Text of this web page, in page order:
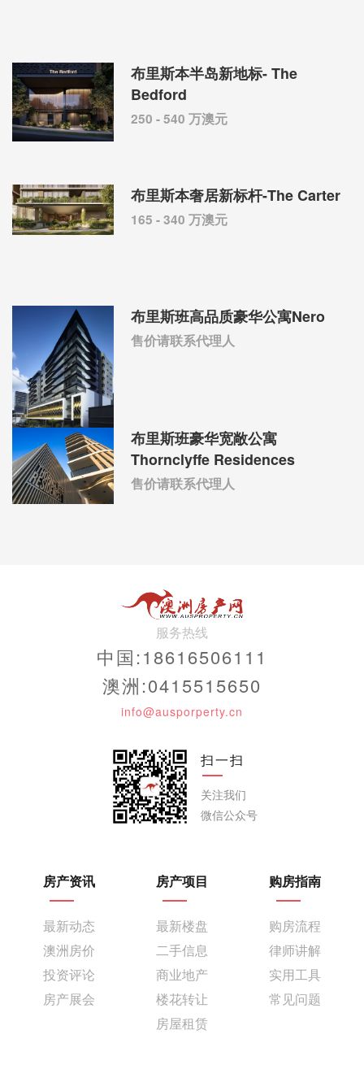
布里斯本半岛新地标- The
Bedford
250 - 540 万澳元
布里斯本奢居新标杆-The Carter
165 - 340 万澳元
布里斯班高品质豪华公寓Nero
售价请联系代理人
布里斯班豪华宽敞公寓
Thornclyffe Residences
售价请联系代理人
服务热线
中国:18616506111
澳洲:0415515650
info@ausporperty.cn
扫一扫
关注我们
微信公众号
房产资讯
最新动态
澳洲房价
投资评论
房产展会
房产项目
最新楼盘
二手信息
商业地产
楼花转让
房屋租赁
购房指南
购房流程
律师讲解
实用工具
常见问题